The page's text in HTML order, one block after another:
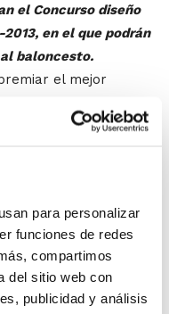
para personalizar
funciones de redes
compartimos
del sitio web con
publicidad y análisis
el Concurso diseño
en el que podrán
baloncesto.
el mejor
2013 de la
comenzará el
15 de junio de 2012,